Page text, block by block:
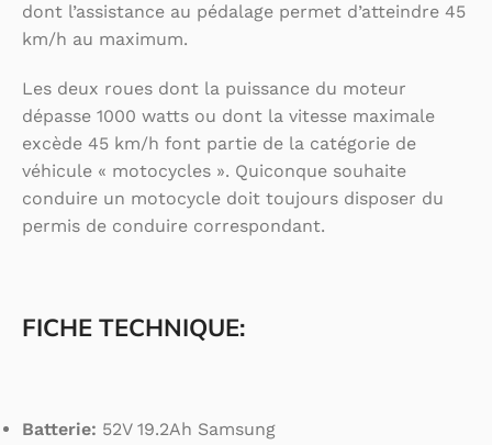
dont l’assistance au pédalage permet d’atteindre 45
km/h au maximum.
Les deux roues dont la puissance du moteur
dépasse 1000 watts ou dont la vitesse maximale
excède 45 km/h font partie de la catégorie de
véhicule « motocycles ». Quiconque souhaite
conduire un motocycle doit toujours disposer du
permis de conduire correspondant.
FICHE TECHNIQUE:
Batterie: 52V 19.2Ah Samsung